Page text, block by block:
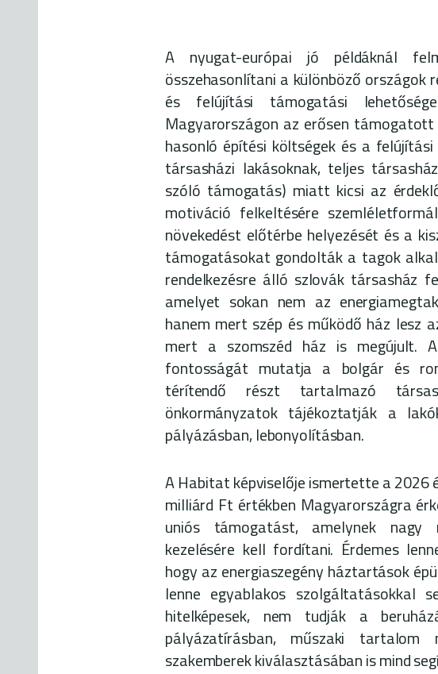
A nyugat-európai jó példáknál
összehasonlítani a különböző országok
és felújítási támogatási
Magyarországon az erősen
hasonló építési költségek és a
társasházi lakásoknak, teljes
szóló támogatás) miatt kicsi az
motiváció felkeltésére
növekedést előtérbe helyezését és a
támogatásokat gondolták a tagok
rendelkezésre álló szlovák társasház
amelyet sokan nem az
hanem mert szép és működő ház lesz
mert a szomszéd ház is megújult.
fontosságát mutatja a bolgár és
térítendő részt tartalmazó
önkormányzatok tájékoztatják a
pályázásban, lebonyolításban.
A Habitat képviselője ismertette a
milliárd Ft értékben Magyarországra
uniós támogatást, amelynek nagy
kezelésére kell fordítani. Érdemes
hogy az energiaszegény háztartások
lenne egyablakos szolgáltatásokkal
hitelképesek, nem tudják a
pályázatírásban, műszaki tartalom
szakemberek kiválasztásában is mind